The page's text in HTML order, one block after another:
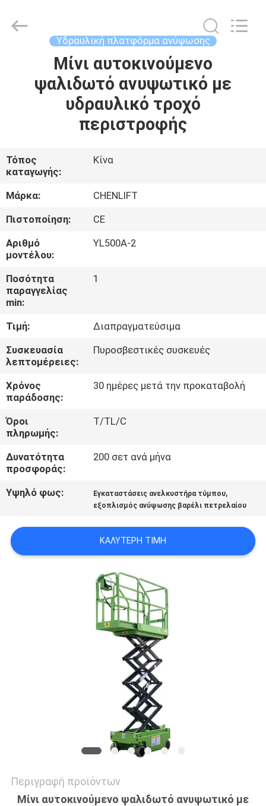
ΠΡΟΪΌΝΤΑ
ΜΕ
ΕΜΆΣ
ΕΠΙΣΚΈΨΕΙΣ
ΣΤΟ
ΕΡΓΟΣΤΆΣΙΟ
ΈΛΕΓΧΟΣ
ΠΟΙΌΤΗΤΑΣ
ΕΠΙΚΟΙΝΩΝΉΣΤΕ
ΜΑΖΊ
ΜΑΣ
ΕΙΔΉΣΕΙΣ
ΖΗΤΉΣΤΕ
ΜΙΑ
SITEMAP
ΑΠΟΡΡΉΤΟΥ
Υδραυλική πλατφόρμα ανύψωσης
Μίνι αυτοκινούμενο
ψαλιδωτό ανυψωτικό με
υδραυλικό τροχό
περιστροφής
Τόπος
καταγωγής:
Κίνα
Μάρκα:
CHENLIFT
Πιστοποίηση:
CE
Αριθμό
μοντέλου:
YL500A-2
Ποσότητα
παραγγελίας
min:
1
Τιμή:
Διαπραγματεύσιμα
Συσκευασία
λεπτομέρειες:
Πυροσβεστικές συσκευές
Χρόνος
παράδοσης:
30 ημέρες μετά την προκαταβολή
Όροι
πληρωμής:
T/TL/C
Δυνατότητα
προσφοράς:
200 σετ ανά μήνα
Υψηλό φως: Εγκαταστάσεις ανελκυστήρα τύμπου,
εξοπλισμός ανύψωσης βαρέλι πετρελαίου
ΚΑΛΎΤΕΡΗ ΤΙΜΉ
Περιγραφή προϊόντων
Μίνι αυτοκινούμενο ψαλιδωτό ανυψωτικό με